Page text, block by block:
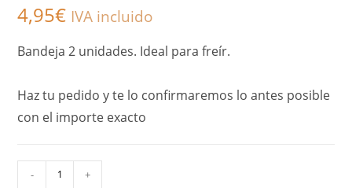
5.00de 5 en
base a
s de
4,95€ IVA incluido
Bandeja 2 unidades. Ideal para freír.
Haz tu pedido y te lo confirmaremos lo antes posible
con el importe exacto
- +